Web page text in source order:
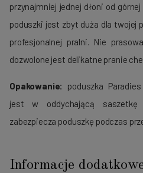
przynajmniej jednej dłoni od
poduszki jest zbyt duża dla twojej
profesjonalnej pralni. Nie
dozwolone jest delikatne pranie
Opakowanie:
poduszka
jest w oddychającą saszetkę
zabezpiecza poduszkę podczas
Informacje